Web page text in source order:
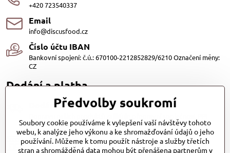
+420 723540337
Email
info@discusfood.cz
Číslo účtu IBAN
Bankovní spojení: č.ú.: 670100-2212852829/6210 Označení měny:
CZ
Dodání a platba
Dodání
s.r.o. a Zásilkovna
Platby
Dobírkou (25,- Kč)
Předvolby soukromí
Soubory cookie používáme k vylepšení vaší návštěvy tohoto
webu, k analýze jeho výkonu a ke shromažďování údajů o jeho
používání. Můžeme k tomu použít nástroje a služby třetích
stran a shromážděná data mohou být přenášena partnerům v